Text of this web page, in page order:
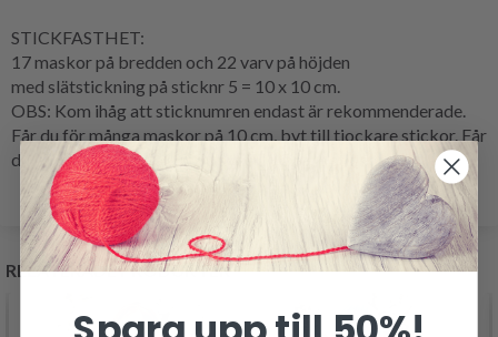
STICKFASTHET:
17 maskor på bredden och 22 varvpå höjden
med slätstickningpå sticknr 5 = 10 x 10 cm.
OBS: Kom ihåg att sticknumren endast är rekommenderade.
Får du för många maskor på 10 cm, byt till tjockare stickor. Får
du för få maskor på 10 cm, byt till tunnare stickor.
RELATERADE PRODUKTER